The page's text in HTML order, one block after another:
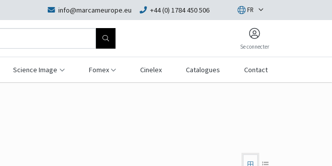
info@marcameurope.eu +44 (0) 1784 450 506 FR
Se connecter
Science Image Fomex Cinelex Catalogues Contact